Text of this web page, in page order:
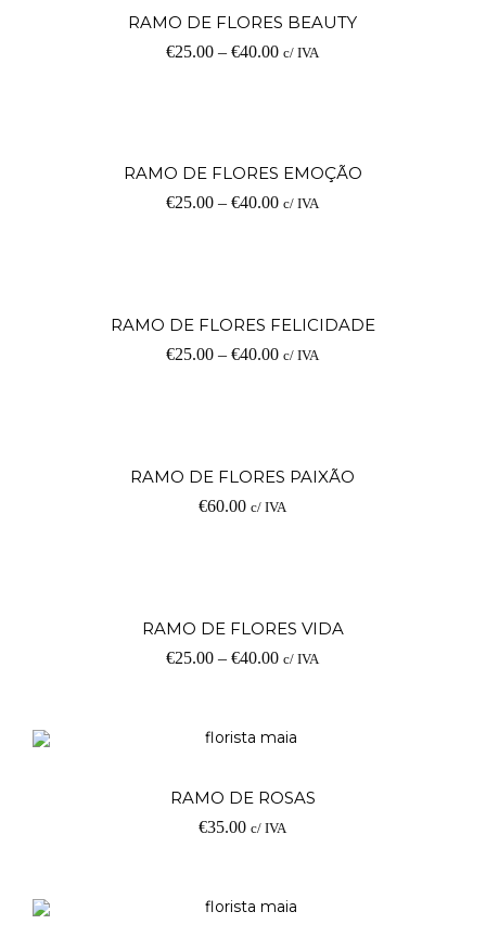
RAMO DE FLORES BEAUTY
€25.00 –€40.00 c/ IVA
RAMO DE FLORES EMOÇÃO
€25.00 –€40.00 c/ IVA
RAMO DE FLORES FELICIDADE
€25.00 –€40.00 c/ IVA
RAMO DE FLORES PAIXÃO
€60.00 c/ IVA
RAMO DE FLORES VIDA
€25.00 –€40.00 c/ IVA
RAMO DE ROSAS
€35.00 c/ IVA